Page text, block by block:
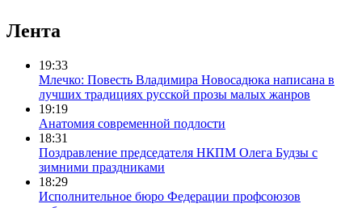
Лента
19:33
Млечко: Повесть Владимира Новосадюка написана в
лучших традициях русской прозы малых жанров
19:19
Анатомия современной подлости
18:31
Поздравление председателя НКПМ Олега Будзы с
зимними праздниками
18:29
Исполнительное бюро Федерации профсоюзов